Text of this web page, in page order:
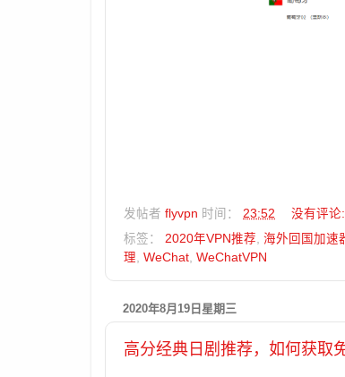
发帖者 flyvpn 时间： 23:52
没有评论:
标签： 2020年VPN推荐 海外回国加速
理 WeChat WeChatVPN
2020年8月19日星期三
高分经典日剧推荐，如何获取